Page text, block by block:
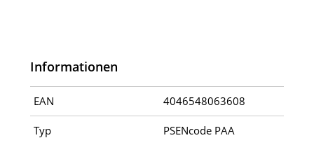
Informationen
EAN 4046548063608
Typ PSENcode PAA